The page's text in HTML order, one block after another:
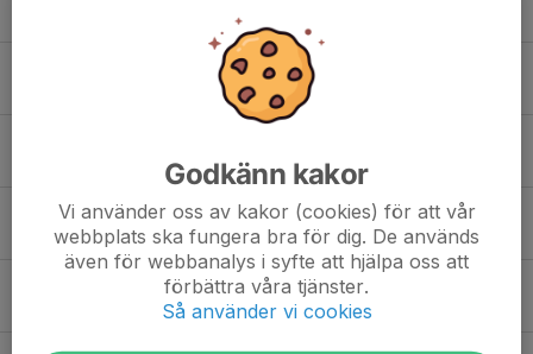
3. Alma Johansson
December Forsman
10. Elvira Lindell
Godkänn kakor
Vi använder oss av kakor (cookies) för att vår
webbplats ska fungera bra för dig. De används
även för webbanalys i syfte att hjälpa oss att
förbättra våra tjänster.
Så använder vi cookies